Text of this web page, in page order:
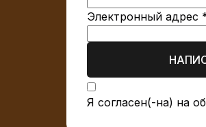
Электронный адрес
Я согласен(-на) на